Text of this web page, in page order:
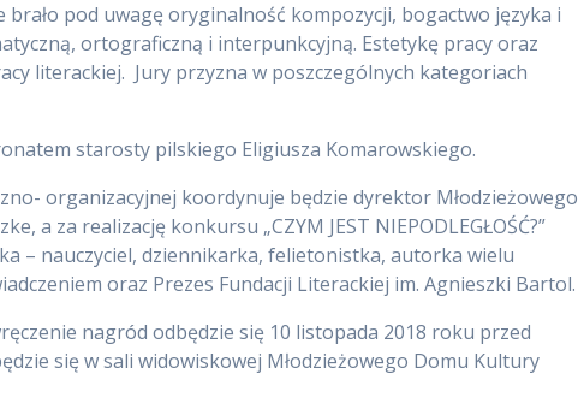
brało pod uwagę oryginalność kompozycji, bogactwo języka i
ortograficzną i interpunkcyjną. Estetykę pracy oraz
literackiej. Jury przyzna w poszczególnych kategoriach
starosty pilskiego Eligiusza Komarowskiego.
organizacyjnej koordynuje będzie dyrektor Młodzieżowego
a za realizację konkursu „CZYM JEST NIEPODLEGŁOŚĆ?”
– nauczyciel, dziennikarka, felietonistka, autorka wielu
oraz Prezes Fundacji Literackiej im. Agnieszki Bartol.
nagród odbędzie się 10 listopada 2018 roku przed
się w sali widowiskowej Młodzieżowego Domu Kultury